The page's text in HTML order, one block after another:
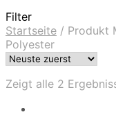
Filter
Startseite / Produkt
Polyester
Zeigt alle 2